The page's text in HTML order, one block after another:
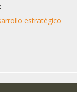
estratégico